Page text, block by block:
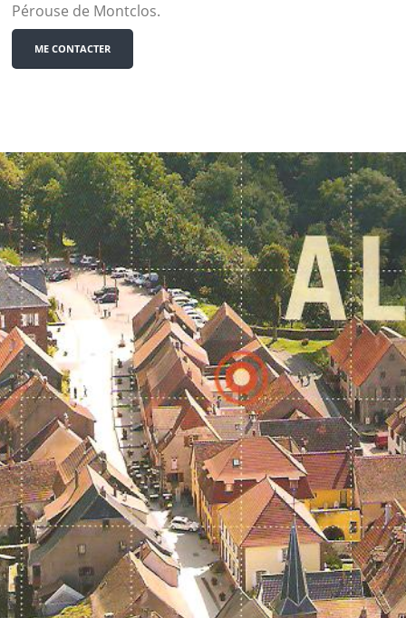
Pérouse de Montclos.
ME CONTACTER